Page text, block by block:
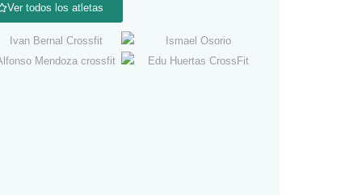
Ver todos los atletas